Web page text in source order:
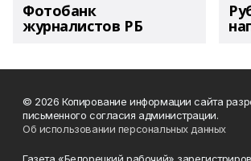
Фотобанк
журналистов РБ
© 2026 Копирование информации сайта
письменного согласия администрации.
Об использовании персональных данных